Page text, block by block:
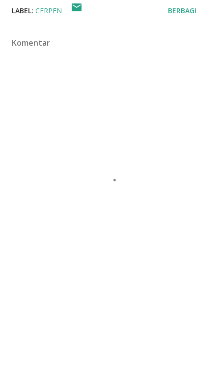
LABEL: CERPEN BERBAGI
Komentar